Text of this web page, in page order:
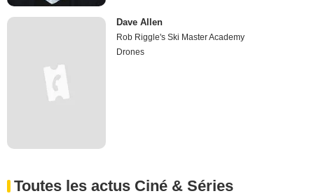
Dave Allen
Rob Riggle's Ski Master Academy
Drones
Toutes les actus Ciné & Séries